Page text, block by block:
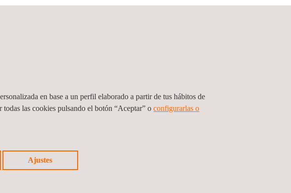
en base a un perfil elaborado a partir de tus hábitos de
todas las cookies pulsando el botón “Aceptar” oconfigurarlas o
Ajustes